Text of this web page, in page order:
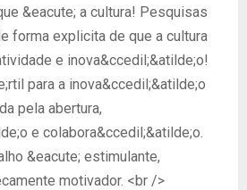
&eacute; a cultura! Pesquisas
forma explicita de que a cultura
e inova&ccedil;&atilde;o!
para a inova&ccedil;&atilde;o
pela abertura,
e colabora&ccedil;&atilde;o.
&eacute; estimulante,
motivador. <br />